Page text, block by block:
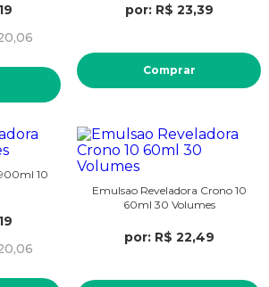
por: R$ 23,39
Comprar
10
Emulsao Reveladora Crono 10
60ml 30 Volumes
por: R$ 22,49